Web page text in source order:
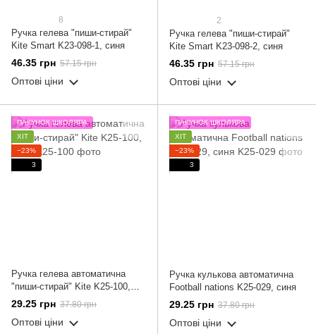
8
Ручка гелева "пиши-стирай"
Kite Smart K23-098-1, синя
46.35 грн 57.15 грн
Оптові ціни
2
Ручка гелева "пиши-стирай"
Kite Smart K23-098-2, синя
46.35 грн 57.15 грн
Оптові ціни
ПАКУНОК ШКОЛЯРА
ХІТ
−23%
3
Ручка гелева автоматична
"пиши-стирай" Kite K25-100,
синя
29.25 грн 37.80 грн
Оптові ціни
ПАКУНОК ШКОЛЯРА
ХІТ
−23%
3
Ручка кулькова автоматична
Football nations K25-029, синя
29.25 грн 37.80 грн
Оптові ціни